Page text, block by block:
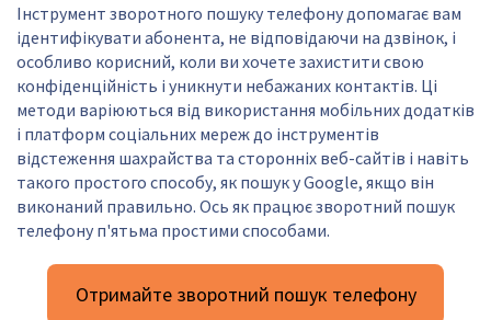
Інструмент зворотного пошуку телефону допомагає вам
ідентифікувати абонента, не відповідаючи на дзвінок, і
особливо корисний, коли ви хочете захистити свою
конфіденційність і уникнути небажаних контактів. Ці
методи варіюються від використання мобільних додатків
і платформ соціальних мереж до інструментів
відстеження шахрайства та сторонніх веб-сайтів і навіть
такого простого способу, як пошук у Google, якщо він
виконаний правильно. Ось як працює зворотний пошук
телефону п'ятьма простими способами.
Отримайте зворотний пошук телефону